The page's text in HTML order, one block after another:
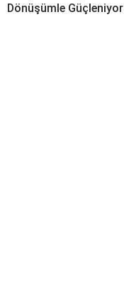
Dönüşümle Güçleniyor